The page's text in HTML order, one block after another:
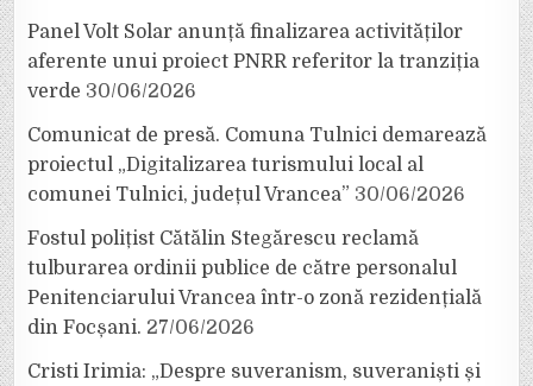
Panel Volt Solar anunță finalizarea activităților
aferente unui proiect PNRR referitor la tranziția
verde 30/06/2026
Comunicat de presă. Comuna Tulnici demarează
proiectul „Digitalizarea turismului local al
comunei Tulnici, județul Vrancea” 30/06/2026
Fostul polițist Cătălin Stegărescu reclamă
tulburarea ordinii publice de către personalul
Penitenciarului Vrancea într-o zonă rezidențială
din Focșani. 27/06/2026
Cristi Irimia: „Despre suveranism, suveraniști și